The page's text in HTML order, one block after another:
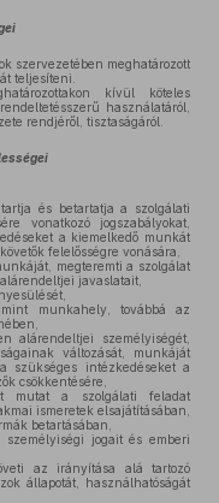
szervezetében meghatározott
teljesíteni.
kívül köteles
használatáról,
rendjéről, tisztaságáról.
és betartatja a szolgálati
vonatkozó jogszabályokat,
a kiemelkedő munkát
felelősségre vonására,
megteremti a szolgálat
javaslatait,
munkahely, továbbá az
alárendeltjei személyiségét,
változását, munkáját
szükséges intézkedéseket a
csökkentésére,
mutat a szolgálati feladat
ismeretek elsajátításában,
betartásában,
jogait és emberi
az irányítása alá tartozó
állapotát, használhatóságát